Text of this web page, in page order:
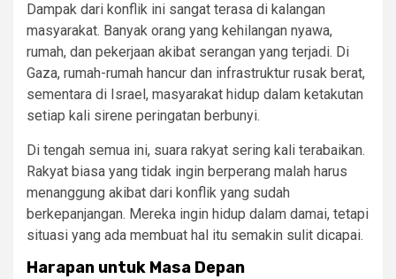
Dampak dari konflik ini sangat terasa di kalangan
masyarakat. Banyak orang yang kehilangan nyawa,
rumah, dan pekerjaan akibat serangan yang terjadi. Di
Gaza, rumah-rumah hancur dan infrastruktur rusak berat,
sementara di Israel, masyarakat hidup dalam ketakutan
setiap kali sirene peringatan berbunyi.
Di tengah semua ini, suara rakyat sering kali terabaikan.
Rakyat biasa yang tidak ingin berperang malah harus
menanggung akibat dari konflik yang sudah
berkepanjangan. Mereka ingin hidup dalam damai, tetapi
situasi yang ada membuat hal itu semakin sulit dicapai.
Harapan untuk Masa Depan